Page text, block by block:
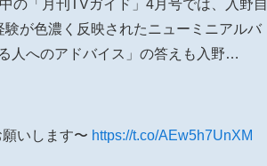
の「月刊TVガイド」4月号では、入野自
が色濃く反映されたニューミニアルバ
人へのアドバイス」の答えも入野…
いします〜 https://t.co/AEw5h7UnXM